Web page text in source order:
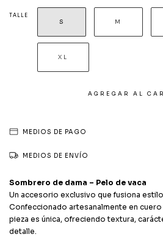
TALLE
S M
XL
MEDIOS DE PAGO
MEDIOS DE ENVÍO
Sombrero de dama – Pelo de vaca
Un accesorio exclusivo que fusiona
Confeccionado artesanalmente en
pieza es única, ofreciendo textura,
detalle.